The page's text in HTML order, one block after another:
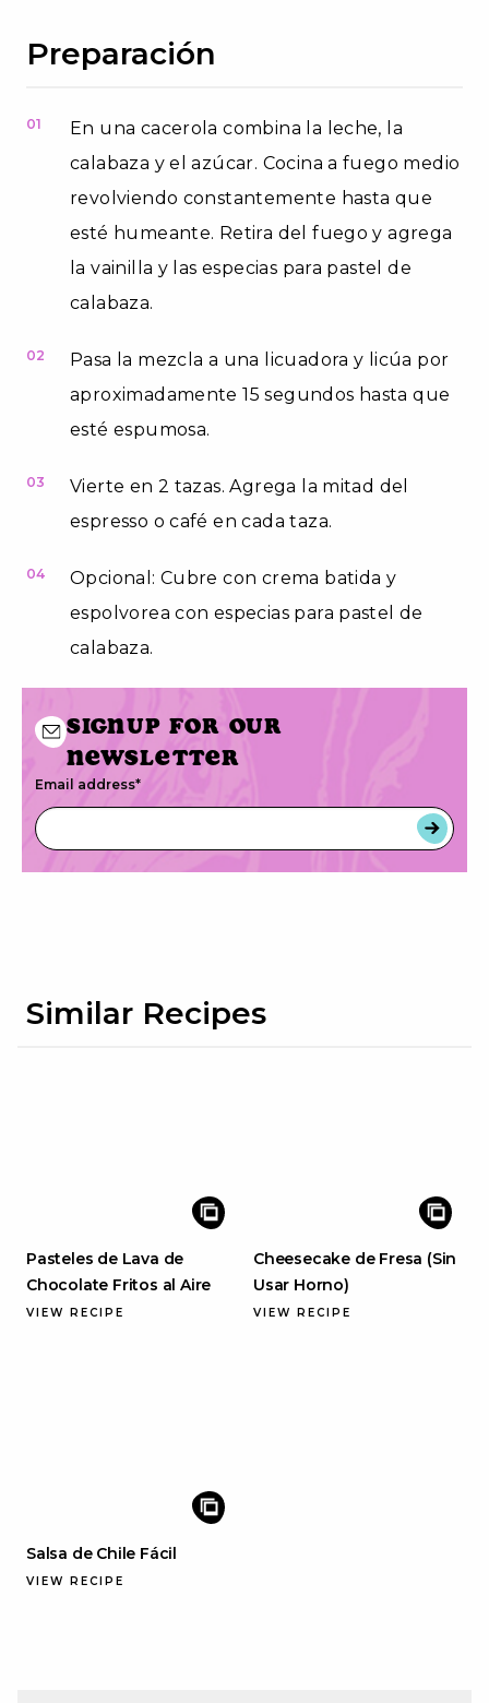
Preparación
01
En una cacerola combina la leche, la
calabaza y el azúcar. Cocina a fuego medio
revolviendo constantemente hasta que
esté humeante. Retira del fuego y agrega
la vainilla y las especias para pastel de
calabaza.
02
Pasa la mezcla a una licuadora y licúa por
aproximadamente 15 segundos hasta que
esté espumosa.
03
Vierte en 2 tazas. Agrega la mitad del
espresso o café en cada taza.
04
Opcional: Cubre con crema batida y
espolvorea con especias para pastel de
calabaza.
Signup for our
newsletter
Email address*
Similar Recipes
Pasteles de Lava de
Chocolate Fritos al Aire
VIEW RECIPE
Cheesecake de Fresa (Sin
Usar Horno)
VIEW RECIPE
Salsa de Chile Fácil
VIEW RECIPE